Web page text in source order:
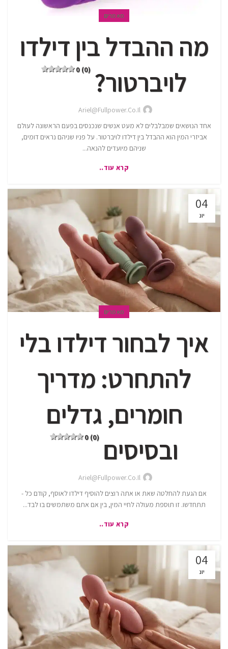
מאמרים
מה ההבדל בין דילדו
לויברטור? 0 (0)
Ariel@fullpower.co.il
אחד הנושאים שמבלבלים לא מעט אנשים שנכנסים בפעם הראשונה לעולם
אביזרי המין הוא ההבדל בין דילדו לויברטור. על פניו שניהם נראים דומים,
שניהם מיועדים להנאה...
קרא עוד..
04
יונ
מאמרים
איך לבחור דילדו בלי
להתחרט: מדריך
חומרים, גדלים
ובסיסים 0 (0)
Ariel@fullpower.co.il
אם הגעת להחלטה שאת או אתה רוצים להוסיף דילדו לאוסף, קודם כל -
תתחדשו. זו תוספת מעולה לחיי המין, בין אם אתם משתמשים בו לבד...
קרא עוד..
04
יונ